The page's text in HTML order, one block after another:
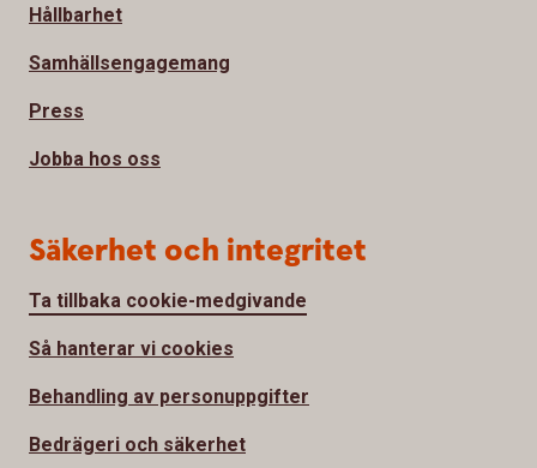
Hållbarhet
Samhällsengagemang
Press
Jobba hos oss
Säkerhet och integritet
Ta tillbaka cookie-medgivande
Så hanterar vi cookies
Behandling av personuppgifter
Bedrägeri och säkerhet